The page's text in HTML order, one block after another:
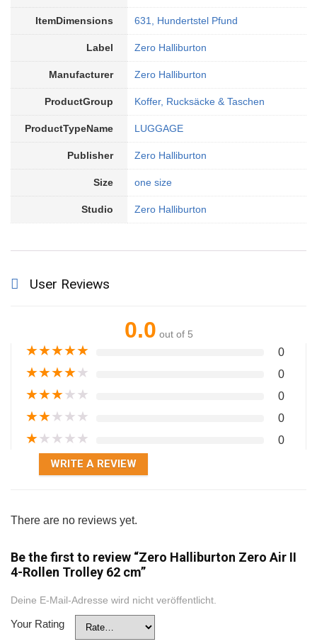
ItemDimensions 631, Hundertstel Pfund
Label Zero Halliburton
Manufacturer Zero Halliburton
ProductGroup Koffer, Rucksäcke & Taschen
ProductTypeName LUGGAGE
Publisher Zero Halliburton
Size one size
Studio Zero Halliburton
User Reviews
0.0 out of 5
★★★★★ 0
★★★★★ 0
★★★★★ 0
★★★★★ 0
★★★★★ 0
WRITE A REVIEW
There are no reviews yet.
Be the first to review “Zero Halliburton Zero Air II
4-Rollen Trolley 62 cm”
Deine E-Mail-Adresse wird nicht veröffentlicht.
Your Rating